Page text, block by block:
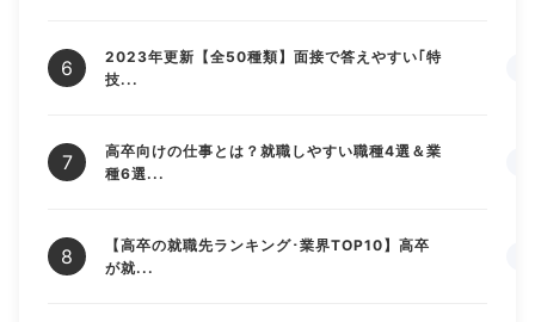
2023年更新【全50種類】面接で答えやすい｢特
技...
高卒向けの仕事とは？就職しやすい職種4選＆業
種6選...
【高卒の就職先ランキング･業界TOP10】高卒
が就...